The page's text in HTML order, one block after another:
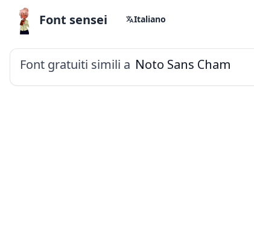
Font sensei Italiano
Font gratuiti simili a Noto Sans Cham